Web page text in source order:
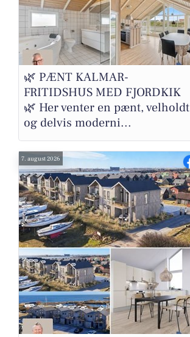
🌿 PÆNT KALMAR-
FRITIDSHUS MED FJORDKIK
🌿 Her venter en pænt, velholdt
og delvis moderni...
7. august 2026